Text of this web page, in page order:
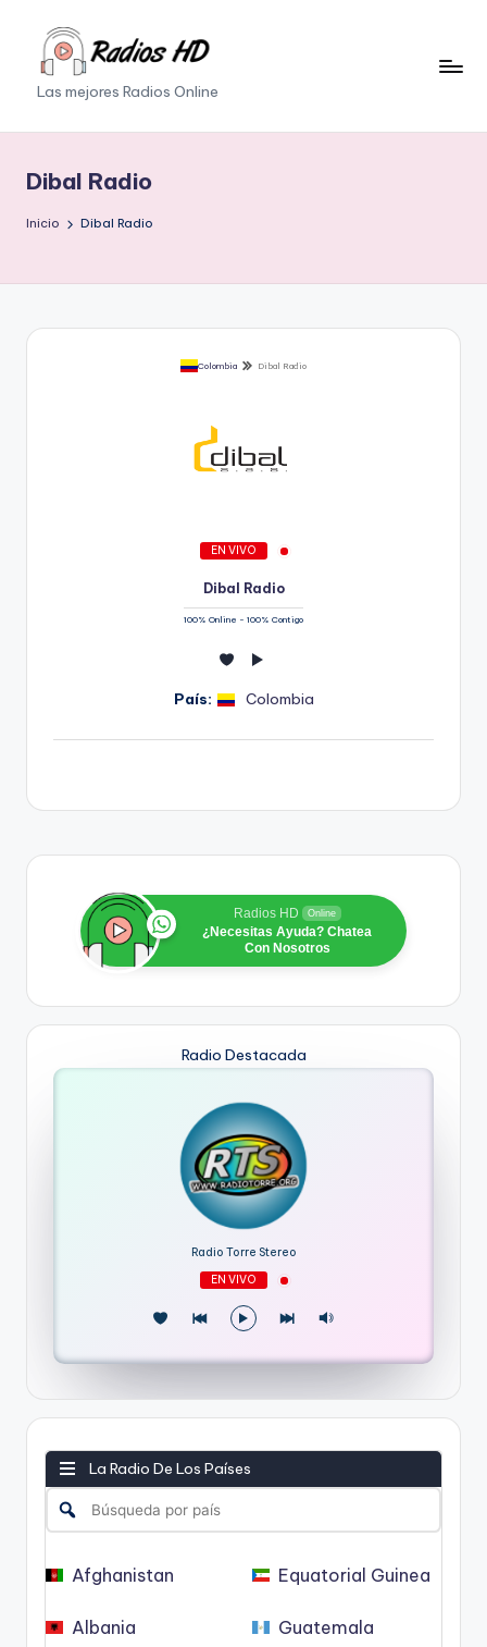
Saltar
contenidoLas mejores Radios Online
Dibal Radio
Inicio Dibal Radio
Colombia Dibal Radio
EN VIVO
Dibal Radio
100% Online - 100% Contigo
País: Colombia
Radios HD Online
¿Necesitas Ayuda? Chatea
Con Nosotros
Radio Destacada
Radio Torre Stereo
EN VIVO
La Radio De Los Países
Afghanistan
Albania
Equatorial Guinea
Guatemala